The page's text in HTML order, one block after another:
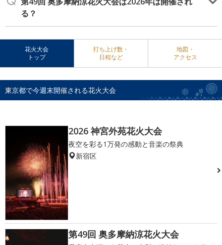
る？
花火大会
トップ
打ち上げ数・
日程など
地図・
アクセス
東京都で今週末開催される花火大会
2026 神宮外苑花火大会
夜空を彩る1万発の感動と音楽の祭典
新宿区
第49回 奥多摩納涼花火大会